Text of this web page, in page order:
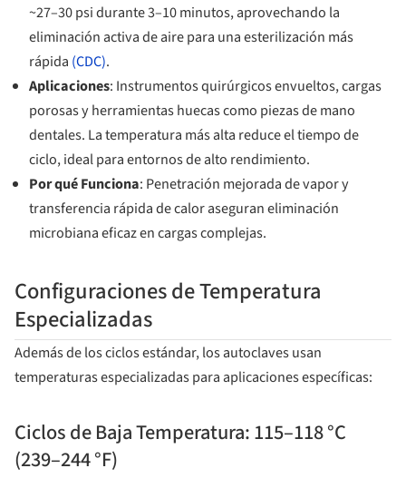
~27–30 psi durante 3–10 minutos, aprovechando la
eliminación activa de aire para una esterilización más
rápida (CDC).
Aplicaciones: Instrumentos quirúrgicos envueltos, cargas
porosas y herramientas huecas como piezas de mano
dentales. La temperatura más alta reduce el tiempo de
ciclo, ideal para entornos de alto rendimiento.
Por qué Funciona: Penetración mejorada de vapor y
transferencia rápida de calor aseguran eliminación
microbiana eficaz en cargas complejas.
Configuraciones de Temperatura
Especializadas
Además de los ciclos estándar, los autoclaves usan
temperaturas especializadas para aplicaciones específicas:
Ciclos de Baja Temperatura: 115–118 °C
(239–244 °F)